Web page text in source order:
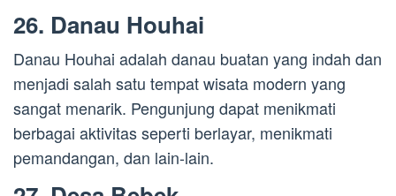
26. Danau Houhai
Danau Houhai adalah danau buatan yang indah dan
menjadi salah satu tempat wisata modern yang
sangat menarik. Pengunjung dapat menikmati
berbagai aktivitas seperti berlayar, menikmati
pemandangan, dan lain-lain.